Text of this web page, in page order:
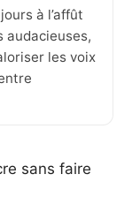
à l’affût
audacieuses,
les voix
sans faire